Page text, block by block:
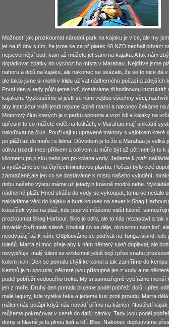
Možností jak prozkoumat národní park na kajaku je více, ale my
jet na tři dny s tím, že jsme se za příplatek 40 NZD nechali odvézt
nejsevernější bod, kam až můžete jet sami na kajaku. A tak nám
dopádlovat zpátky do výchozího místa v Marahau. Nejdříve jsme
nahoru a dolů na kajaku, ale nakonec se ukázalo, že se to sice dá v
ale takto jsme si mohli v klidu užívat nádherného počasí a zdejších
První den si tedy půjčujeme loď, dostáváme tříhodinovou instruktáž
kajakem. Vyzkoušíme si jestli se nám vejdou všechny věci, nachvíli
aby instruktor viděl jestli nejsme úplně marní a nakonec čekáme na
Motorový člun kterých je v parku spousta a vozí lidi a kajaky na
upřesnil to co můžete vidět na fotkách, v Marahau mají unikátní
naloďovat na člun. Používají tu upravené traktory s valníkem které
po pláži až do moře i s lidma. Důvodem je to že u Marahau je velká
odlivu (rozdíl mezi přílivem a odlivem tu můře být až pět metrů) to k
kilometru po písku nebo jen po kolena vody. Jedeme k pláži
a vydáváme se na čtyřicetiminutovou plavbu. Počasí bylo celé
zamračené,ale jen co se dostáváme k místu našeho vylodění,
dobu našeho výletu máme už jetady.n krásně modré nebe.
nádherné plaži. Hned skáču do vody se vykoupat, tomu se nedalo
nakládáme věci do kajaku a hurá kousek na sever k Shag
kousíček výše na pláž, kde poprvé můžeme vidět tuleně,
prozkoumat Shag Harbour. Sice je odliv, ale to nás nezastaví a tak
dovádět čtyři malé tuleně. Koukají co se děje, okouknou nám loď,
neodvažují až k nám. Odplouváme se podívat na Tonga island, kde
tuleňů. Marťa si moc přeje aby k nám některý tuleň doplaval, ale
nevyplňuje, malý tuleni se evidentně ještě bojí i přes snahu
kolem nich. Den se pomalu chýlí ke konci a tak zamíříme do kempu
Kempů je tu spousta, některé jsou přístupné jen z vody a na
podél pobřeží vedoucího treku. My si samozřejmě vybíráme menší
jen z moře. Druhý den pomalu plujeme podél pobřeží dolů, i přes
malé laguny, kde vytéká řeka a jedeme kus proti proudu. Marťa
málem nás potápí když nás navádí přímo na kámen. Nastěstí kajak
můžeme pokračovat v cestě do další zátoky. Tady jsou podél
domy a hlavně je tu plnou lodí a lidí. Blee. Nakonec doplouváme